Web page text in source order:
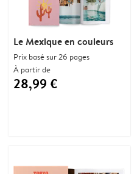
Le Mexique en couleurs
Prix basé sur 26 pages
À partir de
28,99 €